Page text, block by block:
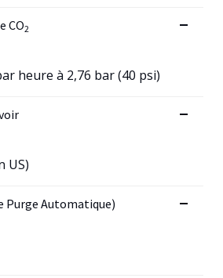
CO2
heure à 2,76 bar (40 psi)
US)
Purge Automatique)